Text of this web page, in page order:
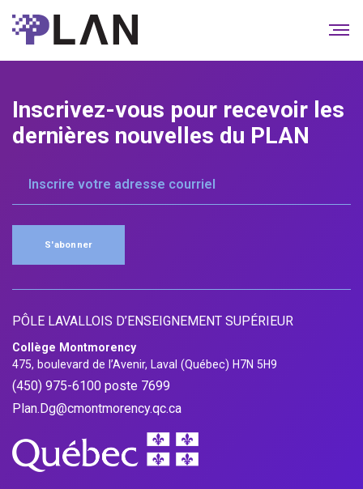
Inscrivez-vous pour recevoir les
dernières nouvelles du PLAN
S'abonner
PÔLE LAVALLOIS D’ENSEIGNEMENT SUPÉRIEUR
Collège Montmorency
475, boulevard de l’Avenir, Laval (Québec) H7N 5H9
(450) 975-6100 poste 7699
Plan.Dg@cmontmorency.qc.ca